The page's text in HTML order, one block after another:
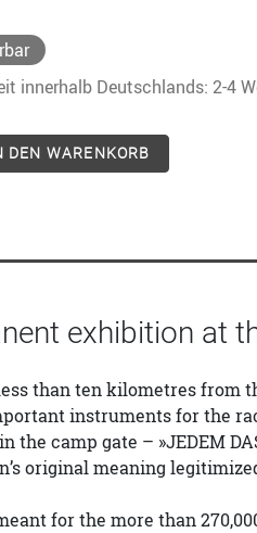
innerhalb Deutschlands: 2-4
DEN WARENKORB
exhibition at
than ten kilometres from
instruments for the
camp gate – »JEDEM
original meaning
for the more than